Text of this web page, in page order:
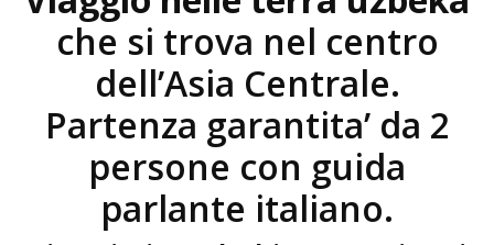
che si trova nel centro
dell’Asia Centrale.
Partenza garantita’ da 2
persone con guida
parlante italiano.